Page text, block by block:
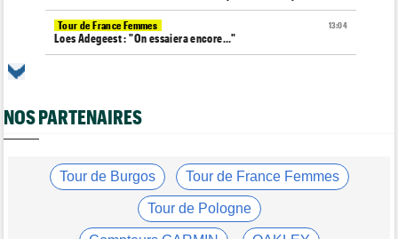
13:04
Tour de France Femmes
Loes Adegeest : "On essaiera encore..."
Tour de France Femmes
Puck Pieterse : "Je ne sais pas à quoi m'attendre"
Niedermaier : "J’ai dit à Kasia que ce n’est pas fini"
Tour de France Femmes
Lorena Wiebes : "Je dois encore finir..."
NOS PARTENAIRES
Tour de Burgos Tour de France Femmes
Tour de Pologne